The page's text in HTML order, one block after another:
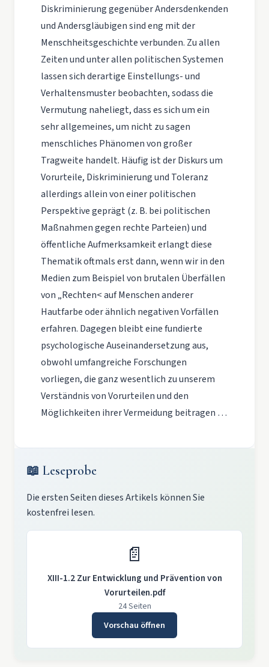
Diskriminierung gegenüber Andersdenkenden
und Andersgläubigen sind eng mit der
Menschheitsgeschichte verbunden. Zu allen
Zeiten und unter allen politischen Systemen
lassen sich derartige Einstellungs- und
Verhaltensmuster beobachten, sodass die
Vermutung naheliegt, dass es sich um ein
sehr allgemeines, um nicht zu sagen
menschliches Phänomen von großer
Tragweite handelt. Häufig ist der Diskurs um
Vorurteile, Diskriminierung und Toleranz
allerdings allein von einer politischen
Perspektive geprägt (z. B. bei politischen
Maßnahmen gegen rechte Parteien) und
öffentliche Aufmerksamkeit erlangt diese
Thematik oftmals erst dann, wenn wir in den
Medien zum Beispiel von brutalen Überfällen
von „Rechten< auf Menschen anderer
Hautfarbe oder ähnlich negativen Vorfällen
erfahren. Dagegen bleibt eine fundierte
psychologische Auseinandersetzung aus,
obwohl umfangreiche Forschungen
vorliegen, die ganz wesentlich zu unserem
Verständnis von Vorurteilen und den
Möglichkeiten ihrer Vermeidung beitragen …
📖 Leseprobe
Die ersten Seiten dieses Artikels können Sie
kostenfrei lesen.
📄
XIII-1.2 Zur Entwicklung und Prävention von
Vorurteilen.pdf
24 Seiten
Vorschau öffnen